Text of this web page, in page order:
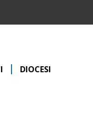
DIOCESI